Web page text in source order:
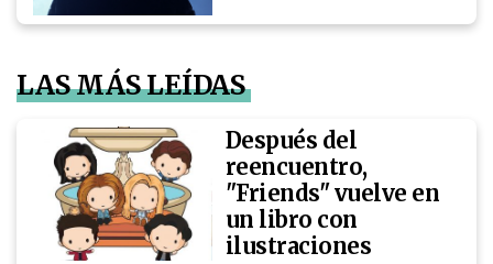
LAS MÁS LEÍDAS
Después del
reencuentro,
"Friends" vuelve en
un libro con
ilustraciones